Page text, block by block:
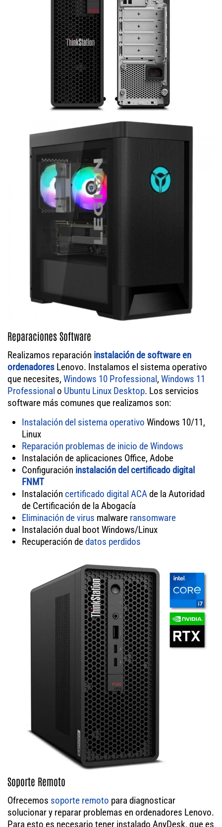
Reparaciones Software
Realizamos reparación instalación de software en
ordenadores Lenovo. Instalamos el sistema operativo
que necesites, Windows 10 Professional, Windows 11
Professional o Ubuntu Linux Desktop. Los servicios
software más comunes que realizamos son:
Instalación del sistema operativo Windows 10/11,
Linux
Reparación problemas de inicio de Windows
Instalación de aplicaciones Office, Adobe
Configuración instalación del certificado digital
FNMT
Instalación certificado digital ACAde la Autoridad
de Certificación de la Abogacía
Eliminación de virus malware ransomware
Instalación dual boot Windows/Linux
Recuperación dedatos perdidos
Soporte Remoto
Ofrecemos soporte remoto para diagnosticar
solucionar y reparar problemas en ordenadores Lenovo.
Para esto es necesario tener instalado AnyDesk, que es